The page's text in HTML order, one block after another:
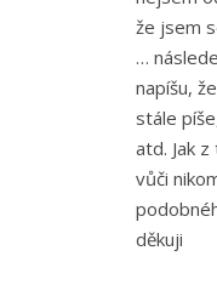
že jsem
…
napíšu,
stále
atd. Jak
vůči
děkuji